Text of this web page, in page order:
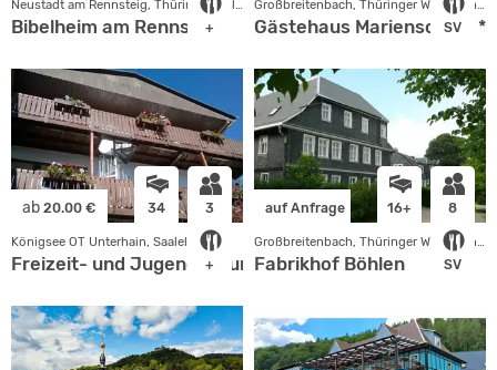
+
Bibelheim am Rennsteig SV
Gästehaus Marienschule
ab 20.00 € 34 3
+
Königsee OT Unterhain, Saaleland
Freizeit- und Jugendbildungsstätte Unterhain
auf Anfrage 16+ 8
SV
Großbreitenbach, Thüringer Wald - Rhön
Fabrikhof Böhlen